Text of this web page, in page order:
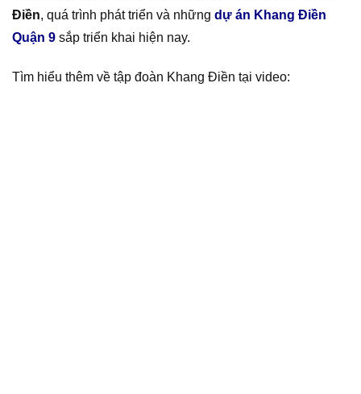
Điền, quá trình phát triển và những dự án Khang Điền
Quận 9 sắp triển khai hiện nay.
Tìm hiểu thêm về tập đoàn Khang Điền tại video: